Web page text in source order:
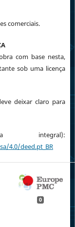
comerciais.
com base nesta,
sob uma licença
deixar claro para
integral):
4.0/deed.pt_BR
0